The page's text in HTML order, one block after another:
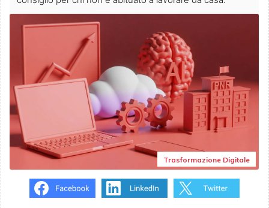
Trasformazione Digitale